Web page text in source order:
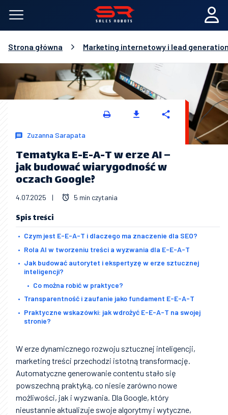
Strona główna Marketing internetowy i lead
Zuzanna Sarapata
Tematyka E-E-A-T w erze AI –
jak budować wiarygodność w
oczach Google?
4.07.2025 | 5 min czytania
Spis treści
Czym jest E-E-A-T i dlaczego ma znaczenie dla SEO?
Rola AI w tworzeniu treści a wyzwania dla E-E-A-T
Jak budować autorytet i ekspertyzę w erze sztucznej
inteligencji?
Co można robić w praktyce?
Transparentność i zaufanie jako fundament E-E-A-T
Praktyczne wskazówki: jak wdrożyć E-E-A-T na swojej
stronie?
W erze dynamicznego rozwoju sztucznej inteligencji,
marketing treści przechodzi istotną transformację.
Automatyczne generowanie contentu stało się
powszechną praktyką, co niesie zarówno nowe
możliwości, jak i wyzwania. Dla Google, który
nieustannie aktualizuje swoje algorytmy i wytyczne,